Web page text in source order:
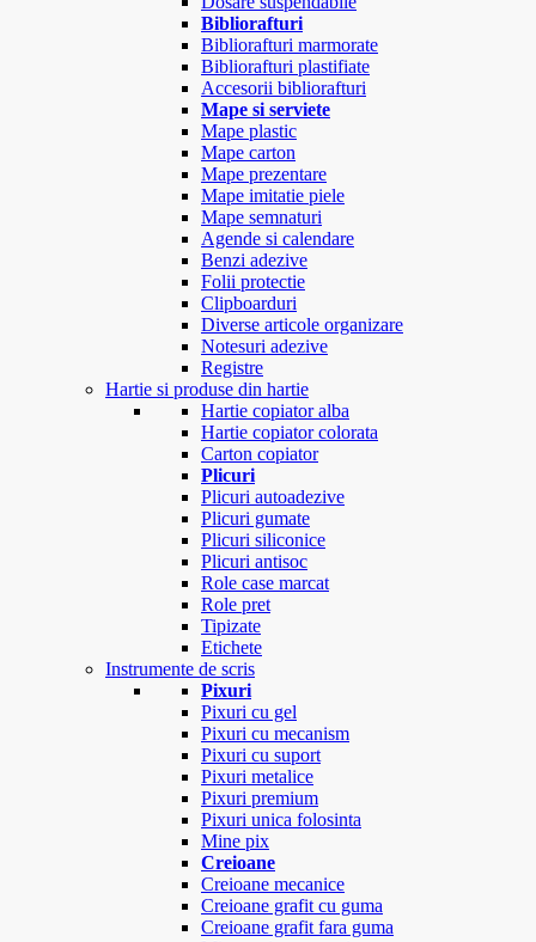
Bibliorafturi
Bibliorafturi marmorate
Bibliorafturi plastifiate
Accesorii bibliorafturi
Mape si serviete
Mape plastic
Mape carton
Mape prezentare
Mape imitatie piele
Mape semnaturi
Agende si calendare
Benzi adezive
Folii protectie
Clipboarduri
Diverse articole organizare
Notesuri adezive
Registre
Hartie si produse din hartie
Hartie copiator alba
Hartie copiator colorata
Carton copiator
Plicuri
Plicuri autoadezive
Plicuri gumate
Plicuri siliconice
Plicuri antisoc
Role case marcat
Role pret
Tipizate
Etichete
Instrumente de scris
Pixuri
Pixuri cu gel
Pixuri cu mecanism
Pixuri cu suport
Pixuri metalice
Pixuri premium
Pixuri unica folosinta
Mine pix
Creioane
Creioane mecanice
Creioane grafit cu guma
Creioane grafit fara guma